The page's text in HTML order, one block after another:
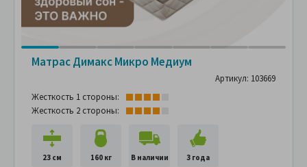
Матрас Димакс Микро Медиум
Артикул: 103669
Жесткость 1 стороны:
Жесткость 2 стороны:
23 см 160 кг В наличии 3 года